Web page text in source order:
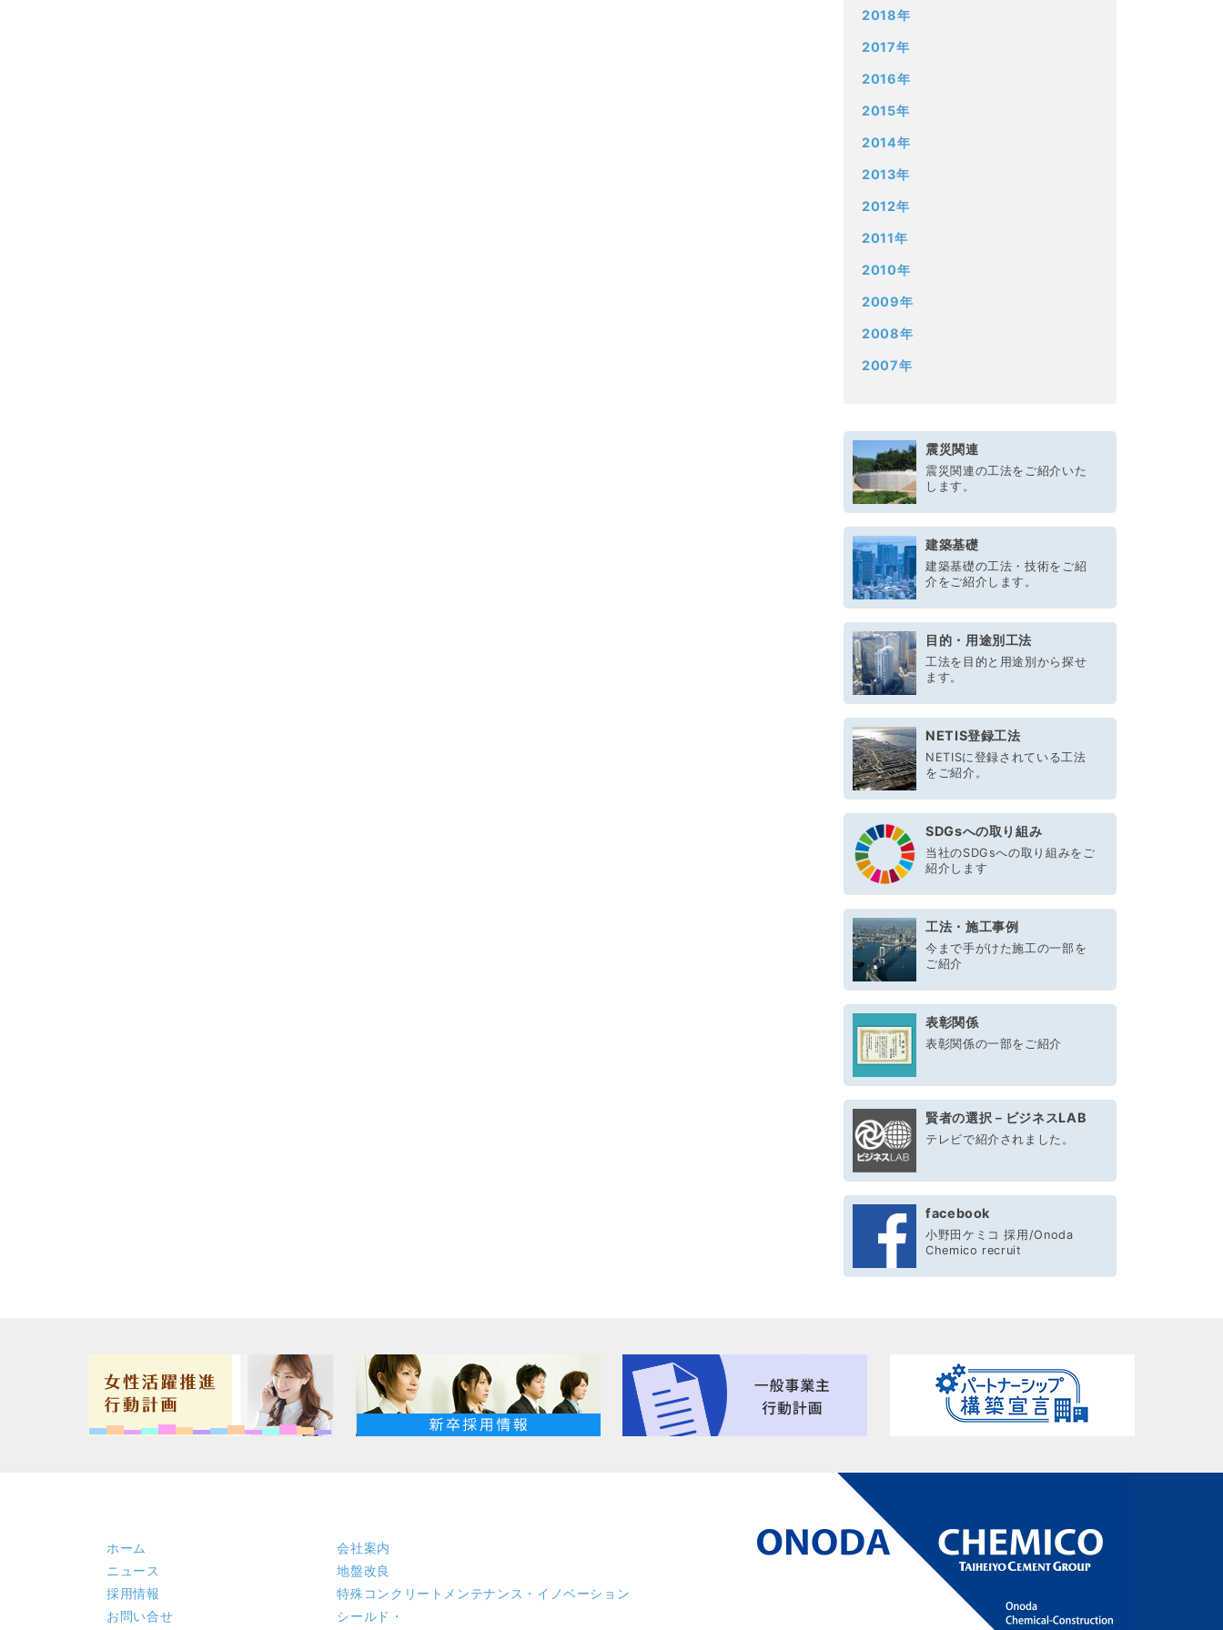
2018年
2017年
2016年
2015年
2014年
2013年
2012年
2011年
2010年
2009年
2008年
2007年
震災関連
震災関連の工法をご紹介いた
します。
建築基礎
建築基礎の工法・技術をご紹
介をご紹介します。
目的・用途別工法
工法を目的と用途別から探せ
ます。
NETIS登録工法
NETISに登録されている工法
をご紹介。
SDGsへの取り組み
当社のSDGsへの取り組みをご
紹介します
工法・施工事例
今まで手がけた施工の一部を
ご紹介
表彰関係
表彰関係の一部をご紹介
賢者の選択－ビジネスLAB
テレビで紹介されました。
facebook
小野田ケミコ 採用/Onoda
Chemico recruit
ホーム
ニュース
採用情報
お問い合せ
会社案内
地盤改良
特殊コンクリート メンテナンス・イノベーション
シールド・